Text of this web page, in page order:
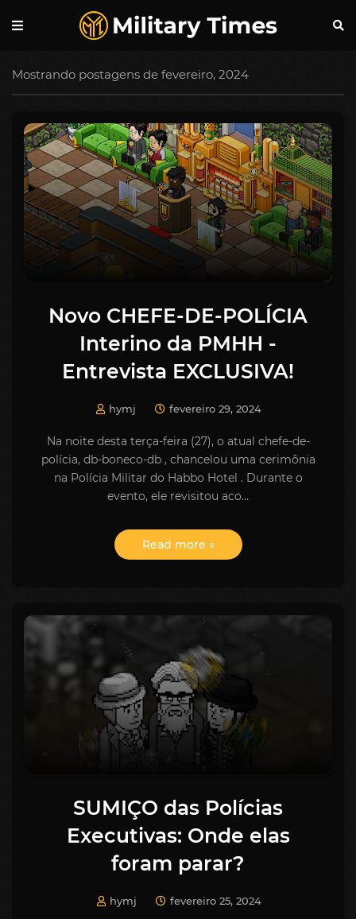
Mostrando postagens de fevereiro, 2024
Novo CHEFE-DE-POLÍCIA
Interino da PMHH -
Entrevista EXCLUSIVA!
hymj fevereiro 29, 2024
Na noite desta terça-feira (27), o atual chefe-de-
polícia, db-boneco-db , chancelou uma cerimônia
na Polícia Militar do Habbo Hotel . Durante o
evento, ele revisitou aco…
Read more »
SUMIÇO das Polícias
Executivas: Onde elas
foram parar?
hymj fevereiro 25, 2024